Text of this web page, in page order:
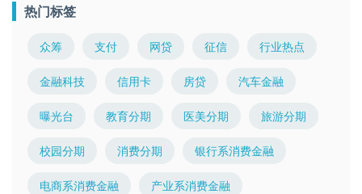
热门标签
众筹 支付 网贷 征信 行业热点
金融科技 信用卡 房贷 汽车金融
曝光台 教育分期 医美分期 旅游分期
校园分期 消费分期 银行系消费金融
电商系消费金融 产业系消费金融